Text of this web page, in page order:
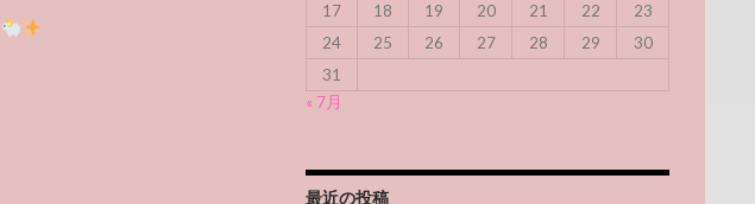
17
18 19 20 21 22
23
24
25 26 27 28 29
30
31
« 7月
最近の投稿